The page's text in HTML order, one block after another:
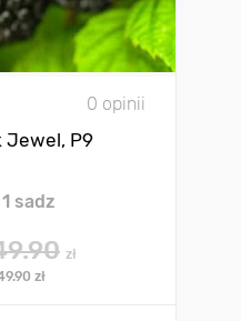
0 opinii
Jewel, Р9
1 sadz
zł
zł